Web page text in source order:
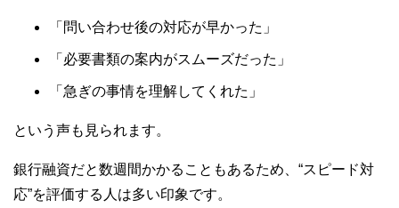
「問い合わせ後の対応が早かった」
「必要書類の案内がスムーズだった」
「急ぎの事情を理解してくれた」
という声も見られます。
銀行融資だと数週間かかることもあるため、“スピード対
応”を評価する人は多い印象です。